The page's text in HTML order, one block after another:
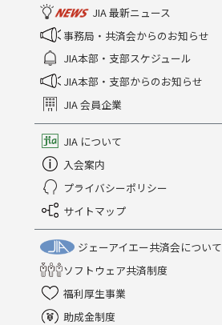
JIA 最新ニュース
事務局・共済会からのお知らせ
JIA本部・支部スケジュール
JIA本部・支部からのお知らせ
JIA 会員企業
JIA について
入会案内
プライバシーポリシー
サイトマップ
ジェーアイエー共済会について
ソフトウェア共済制度
福利厚生事業
助成金制度